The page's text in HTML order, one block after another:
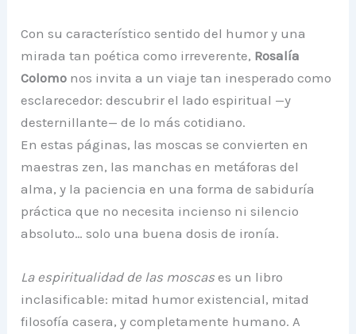
Con su característico sentido del humor y una
mirada tan poética como irreverente, Rosalía
Colomo nos invita a un viaje tan inesperado como
esclarecedor: descubrir el lado espiritual —y
desternillante— de lo más cotidiano.
En estas páginas, las moscas se convierten en
maestras zen, las manchas en metáforas del
alma, y la paciencia en una forma de sabiduría
práctica que no necesita incienso ni silencio
absoluto… solo una buena dosis de ironía.
La espiritualidad de las moscas es un libro
inclasificable: mitad humor existencial, mitad
filosofía casera, y completamente humano. A